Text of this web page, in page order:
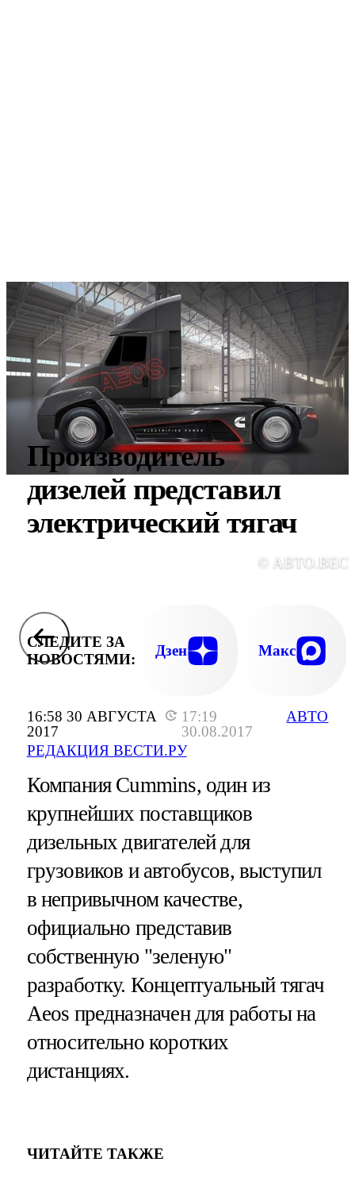
16:58 30 АВГУСТА
2017
17:19
30.08.2017
РЕДАКЦИЯ ВЕСТИ.РУ
АВТО
Производитель
дизелей представил
электрический тягач
©
СЛЕДИТЕ ЗА
НОВОСТЯМИ:
Дзен Макс
Компания Cummins, один из
крупнейших поставщиков
дизельных двигателей для
грузовиков и автобусов, выступил
в непривычном качестве,
официально представив
собственную "зеленую"
разработку. Концептуальный тягач
Aeos предназначен для работы на
относительно коротких
дистанциях.
ЧИТАЙТЕ ТАКЖЕ